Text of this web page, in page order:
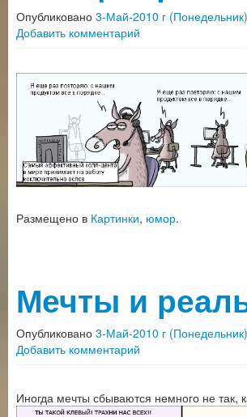
Опубликовано 3-Май-2010 г (Понедельник)
Добавить комментарий
Размещено в Картинки, юмор.
Мечты и
Опубликовано 3-Май-2010 г (Понедельник)
Добавить комментарий
Иногда мечты сбываются немного не так,